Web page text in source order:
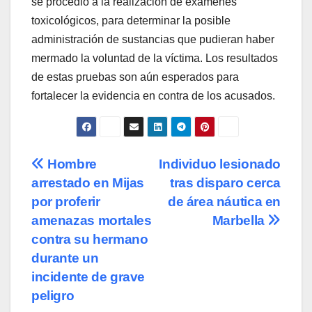
toxicológicos, para determinar la posible
administración de sustancias que pudieran haber
mermado la voluntad de la víctima. Los resultados
de estas pruebas son aún esperados para
fortalecer la evidencia en contra de los acusados.
Navegación
de
entradas
Individuo lesionado
tras disparo cerca
de área náutica en
Marbella
Hombre
arrestado en Mijas
por proferir
amenazas mortales
contra su hermano
durante un
incidente de grave
peligro